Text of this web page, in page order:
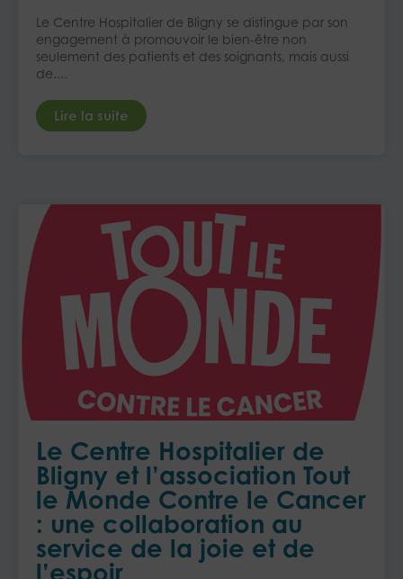
Le Centre Hospitalier de Bligny se distingue par son
engagement à promouvoir le bien-être non
seulement des patients et des soignants, mais aussi
de....
Lire la suite
Le Centre Hospitalier de
Bligny et l’association Tout
le Monde Contre le Cancer
: une collaboration au
service de la joie et de
l’espoir